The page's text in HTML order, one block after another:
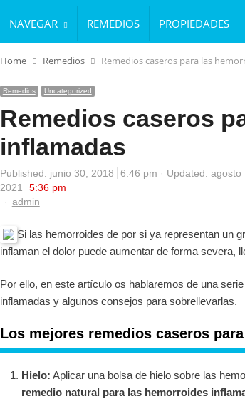
NAVEGAR REMEDIOS PROPIEDADES
Home Remedios Remedios caseros para las
Remedios Uncategorized
Remedios caseros
inflamadas
Published: junio 30, 2018 6:46 pm
Updated: agosto
2021
5:36 pm
Author
admin
Si las hemorroides de por si ya representan un
inflaman el dolor puede aumentar de forma severa,
Por ello, en este artículo os hablaremos de una
inflamadas y algunos consejos para sobrellevarlas.
Los mejores remedios caseros
Hielo: Aplicar una bolsa de hielo sobre las
remedio natural para las hemorroides